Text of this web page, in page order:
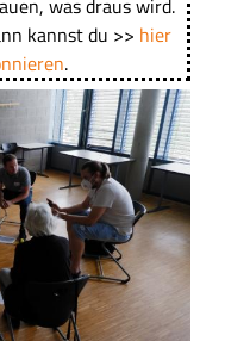
kannst du >> hier
.